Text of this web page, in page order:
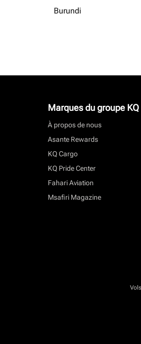
Burundi
Marques du groupe KQ
À propos de nous
Asante Rewards
KQ Cargo
KQ Pride Center
Fahari Aviation
Msafiri Magazine